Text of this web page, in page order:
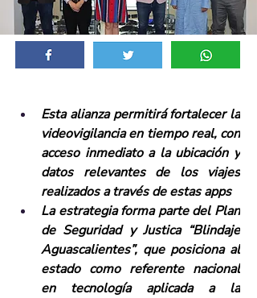
Esta alianza permitirá fortalecer la
videovigilancia en tiempo real, con
acceso inmediato a la ubicación y
datos relevantes de los viajes
realizados a través de estas apps
La estrategia forma parte del Plan
de Seguridad y Justica “Blindaje
Aguascalientes”, que posiciona al
estado como referente nacional
en tecnología aplicada a la